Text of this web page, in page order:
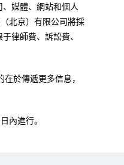
媒體、網站和個人
北京）有限公司將採
律師費、訴訟費、
於傳遞更多信息，
內進行。